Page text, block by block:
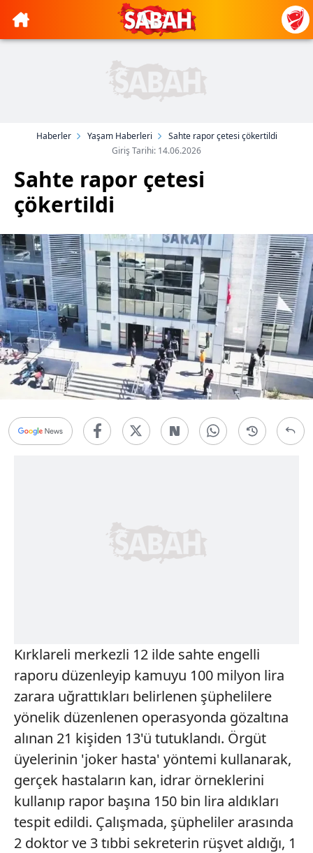
Haberler Yaşam Haberleri
Sahte rapor çetesi çökertildi
Giriş Tarihi: 14.06.2026
Sahte rapor çetesi
çökertildi
Kırklareli merkezli 12 ilde sahte engelli
raporu düzenleyip kamuyu 100 milyon lira
zarara uğrattıkları belirlenen şüphelilere
yönelik düzenlenen operasyonda gözaltına
alınan 21 kişiden 13'ü tutuklandı. Örgüt
üyelerinin 'joker hasta' yöntemi kullanarak,
gerçek hastaların kan, idrar örneklerini
kullanıp rapor başına 150 bin lira aldıkları
tespit edildi. Çalışmada, şüpheliler arasında
2 doktor ve 3 tıbbi sekreterin rüşvet aldığı, 1